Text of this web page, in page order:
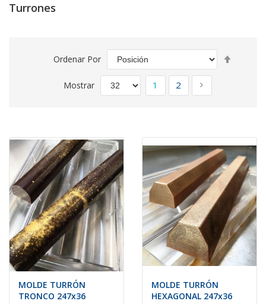
Turrones
Ordenar Por
Mostrar
Página
Actualmente estás
1 Página
2 Página
Siguiente
MOLDE TURRÓN
TRONCO 247x36
MOLDE TURRÓN
HEXAGONAL 247x36